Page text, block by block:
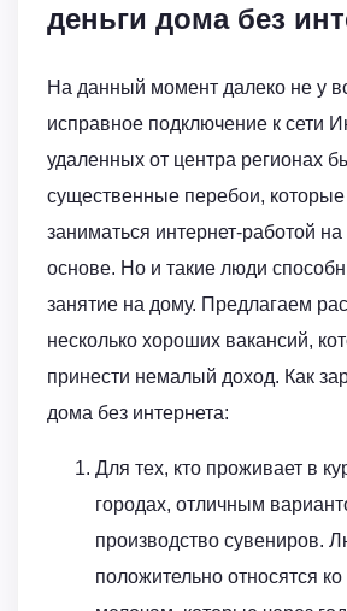
деньги дома без
На данный момент далеко не у
исправное подключение к сети
удаленных от центра регионах
существенные перебои,
заниматься интернет-работой на
основе. Но и такие люди
занятие на дому. Предлагаем
несколько хороших вакансий,
принести немалый доход. Как
дома без интернета:
Для тех, кто проживает в
городах, отличным
производство сувениров.
положительно относятся